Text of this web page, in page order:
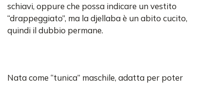
schiavi, oppure che possa indicare un vestito
“drappeggiato”, ma la djellaba è un abito cucito,
quindi il dubbio permane.
Nata come “tunica” maschile, adatta per poter